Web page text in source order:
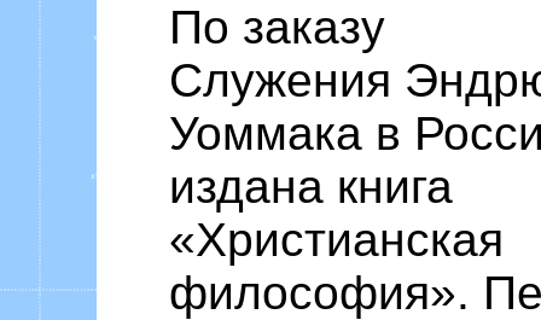
По заказу
Служения
Уоммака в
издана книга
«Христианская
философия».